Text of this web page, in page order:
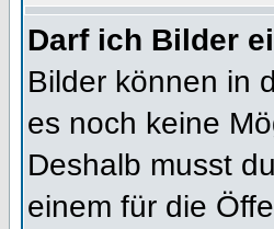
Darf ich Bilder
Bilder können in
es noch keine
Deshalb musst
einem für die